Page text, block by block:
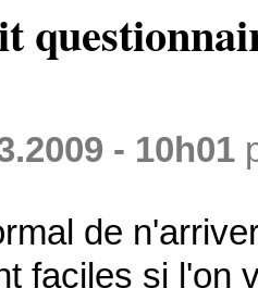
- 10h01
de
faciles si l'on